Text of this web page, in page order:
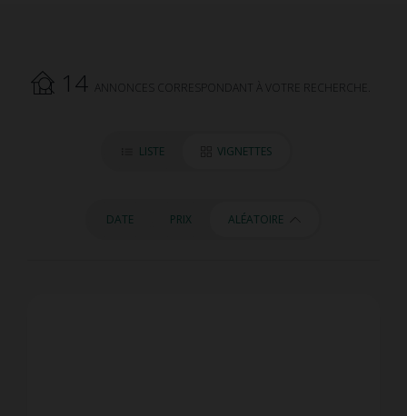
14 ANNONCES CORRESPONDANT À VOTRE RECHERCHE.
LISTE VIGNETTES
DATE PRIX ALÉATOIRE